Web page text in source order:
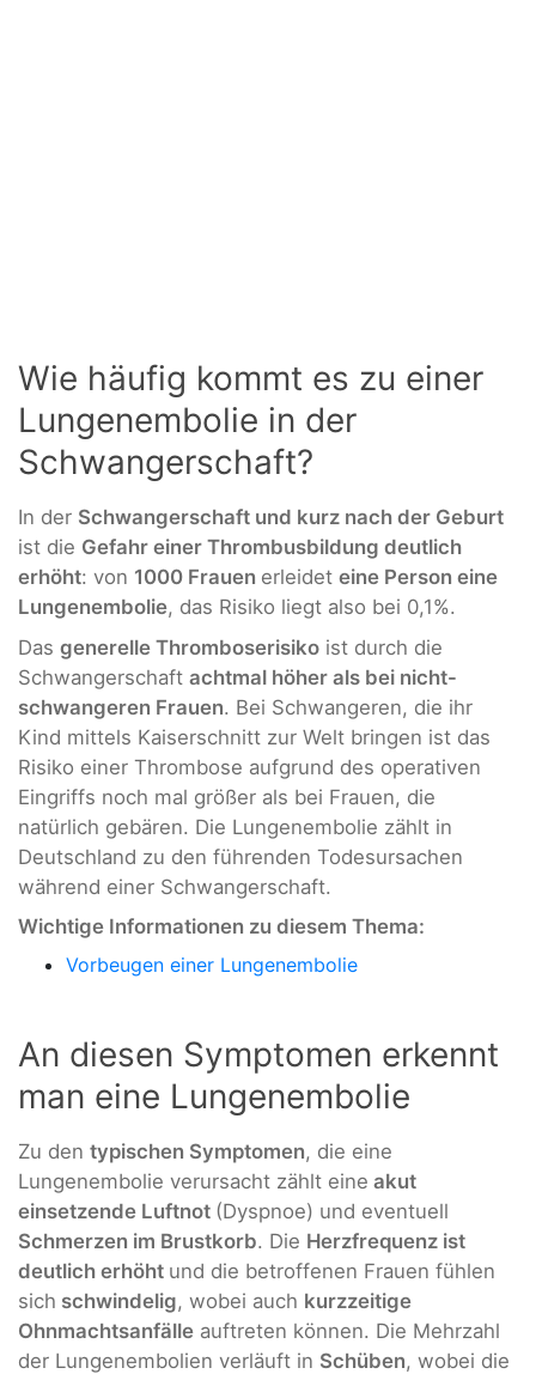
Wie häufig kommt es zu einer
Lungenembolie in der
Schwangerschaft?
In der Schwangerschaft und kurz nach der Geburt
ist die Gefahr einer Thrombusbildung deutlich
erhöht: von 1000 Frauen erleidet eine Person eine
Lungenembolie, das Risiko liegt also bei 0,1%.
Das generelle Thromboserisiko ist durch die
Schwangerschaft achtmal höher als bei nicht-
schwangeren Frauen. Bei Schwangeren, die ihr
Kind mittels Kaiserschnitt zur Welt bringen ist das
Risiko einer Thrombose aufgrund des operativen
Eingriffs noch mal größer als bei Frauen, die
natürlich gebären. Die Lungenembolie zählt in
Deutschland zu den führenden Todesursachen
während einer Schwangerschaft.
Wichtige Informationen zu diesem Thema:
Vorbeugen einer Lungenembolie
An diesen Symptomen erkennt
man eine Lungenembolie
Zu den typischen Symptomen, die eine
Lungenembolie verursacht zählt eine akut
einsetzende Luftnot (Dyspnoe) und eventuell
Schmerzen im Brustkorb. Die Herzfrequenz ist
deutlich erhöht und die betroffenen Frauen fühlen
sich schwindelig, wobei auch kurzzeitige
Ohnmachtsanfälle auftreten können. Die Mehrzahl
der Lungenembolien verläuft in Schüben, wobei die